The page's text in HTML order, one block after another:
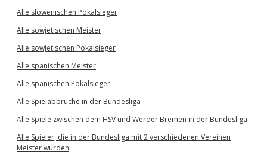
Alle slowenischen Pokalsieger
Alle sowjetischen Meister
Alle sowjetischen Pokalsieger
Alle spanischen Meister
Alle spanischen Pokalsieger
Alle Spielabbrüche in der Bundesliga
Alle Spiele zwischen dem HSV und Werder Bremen in der Bundesliga
Alle Spieler, die in der Bundesliga mit 2 verschiedenen Vereinen
Meister wurden